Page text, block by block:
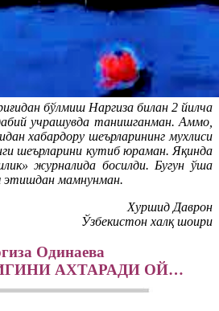
бўлмиш Наргиза билан 2 йилча
учрашувда танишганман. Аммо,
хабардору шеърларининг мухлиси
шеърларини кутиб юраман. Яқинда
журналида босилди. Бугун ўша
этишдан мамнунман.
Хуршид Даврон
Ўзбекистон халқ шоири
Одинаева
АХТАРАДИ ОЙ…